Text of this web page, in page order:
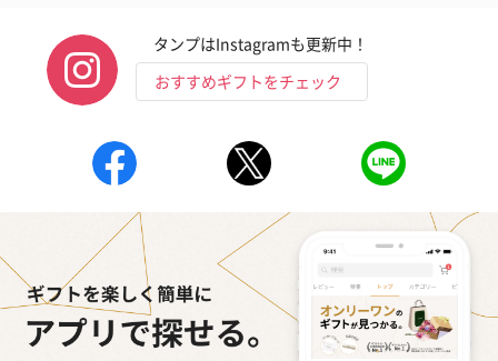
タンプはInstagramも更新中！
おすすめギフトをチェック